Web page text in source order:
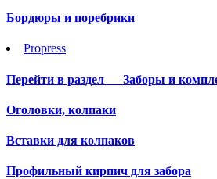
Бордюры и поребрики
Propress
Перейти в раздел Заборы и
Оголовки, колпаки
Вставки для колпаков
Профильный кирпич для забора